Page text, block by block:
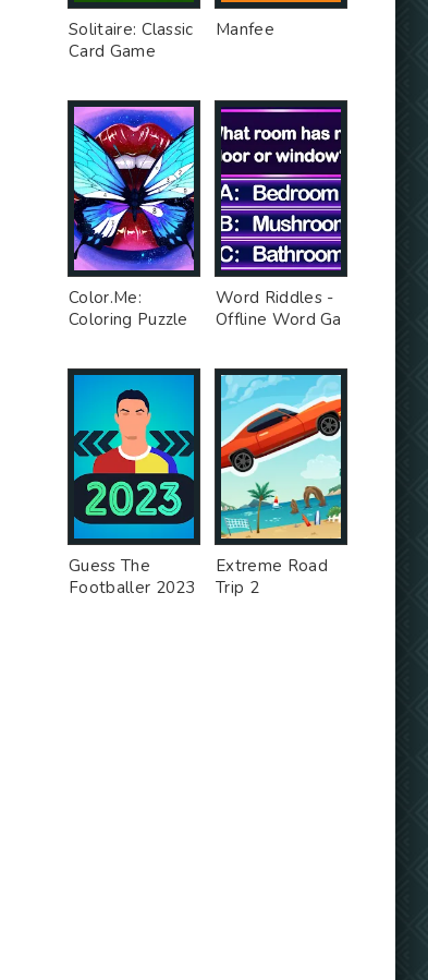
Solitaire: Classic
Card Game
Manfee
Color.Me:
Coloring Puzzle
Word Riddles -
Offline Word Ga
Guess The
Footballer 2023
Extreme Road
Trip 2